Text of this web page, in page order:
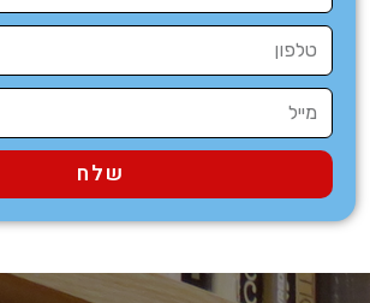
שלח